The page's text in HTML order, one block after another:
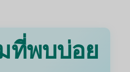
ที่พบบ่อย